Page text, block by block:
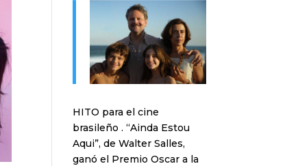
HITO para el cine
brasileño . “Ainda Estou
Aqui”, de Walter Salles,
ganó el Premio Oscar a la